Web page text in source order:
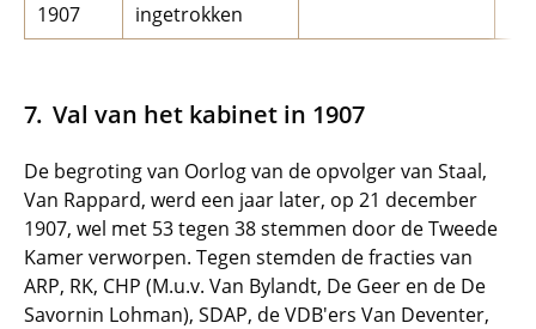
1907
ingetrokken
Val van het kabinet in 1907
De begroting van Oorlog van de opvolger van Staal,
Van Rappard, werd een jaar later, op 21 december
1907, wel met 53 tegen 38 stemmen door de Tweede
Kamer verworpen. Tegen stemden de fracties van
ARP, RK, CHP (M.u.v. Van Bylandt, De Geer en de De
Savornin Lohman), SDAP, de VDB'ers Van Deventer,